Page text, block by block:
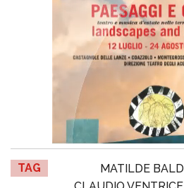
TAG
MATILDE BALDI